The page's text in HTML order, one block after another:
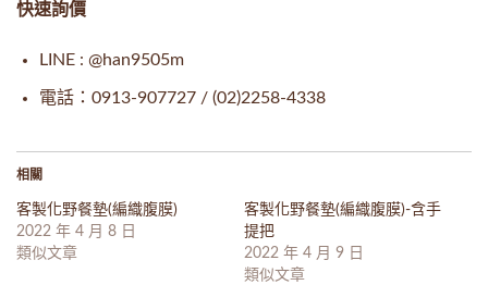
快速詢價
LINE : @han9505m
電話：0913-907727 / (02)2258-4338
相關
客製化野餐墊(編織腹膜)
2022 年 4 月 8 日
類似文章
客製化野餐墊(編織腹膜)-含手
提把
2022 年 4 月 9 日
類似文章